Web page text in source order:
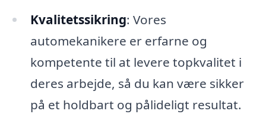
Kvalitetssikring: Vores
automekanikere er erfarne og
kompetente til at levere topkvalitet i
deres arbejde, så du kan være sikker
på et holdbart og pålideligt resultat.